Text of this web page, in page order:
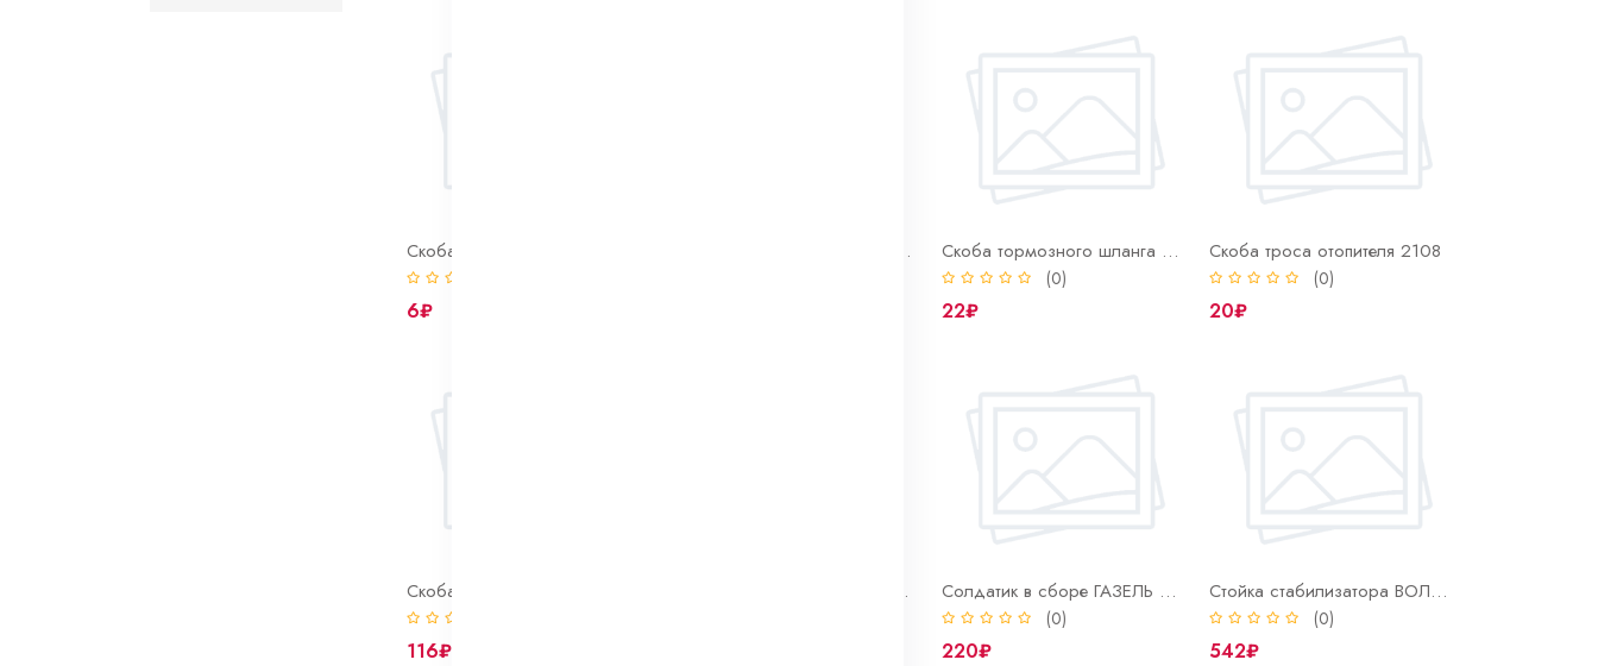
6₽
Скоба тормозного шланга 2101 Скоба тормозного шланга 2108
(0)
22₽
Скоба троса отопителя 2108
(0)
20₽
116₽
Солдатик в сборе ВОЛГА (1 компл.= 4 шт.) Солдатик в сборе ГАЗЕЛЬ (1 компл.=4 шт.)
(0)
220₽
Стойка стабилизатора ВОЛГА в сборе
(0)
542₽